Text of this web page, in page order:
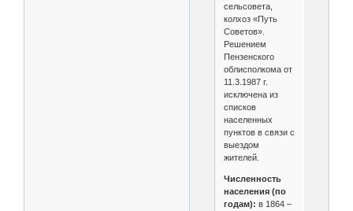
сельсовета,
колхоз «Путь
Советов».
Решением
Пензенского
облисполкома от
11.3.1987 г.
исключена из
списков
населенных
пунктов в связи с
выездом
жителей.
Численность
населения (по
годам): в 1864 –